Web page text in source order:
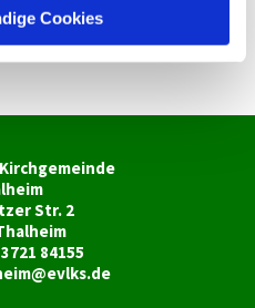
Cookies
Str. 2
84155